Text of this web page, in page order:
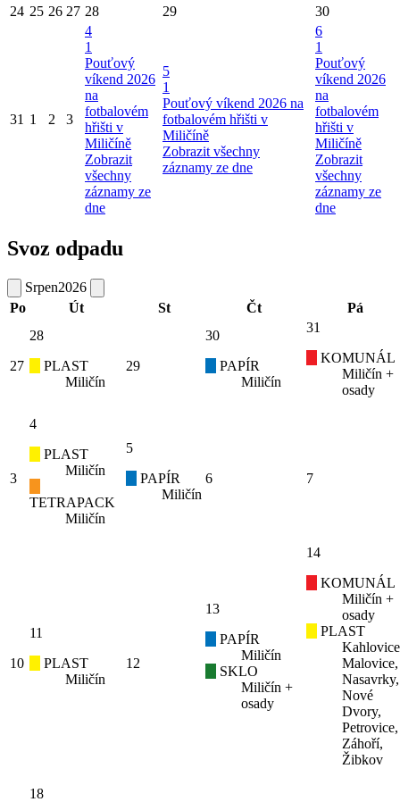
24 25 26 27 28 29 30
31 1 2 3
4
1
Pouťový
víkend 2026
na
fotbalovém
hřišti v
Miličíně
Zobrazit
všechny
záznamy ze
dne
5
1
Pouťový víkend 2026 na
fotbalovém hřišti v
Miličíně
Zobrazit všechny
záznamy ze dne
6
1
Pouťový
víkend 2026
na
fotbalovém
hřišti v
Miličíně
Zobrazit
všechny
záznamy ze
dne
Svoz odpadu
Srpen2026
Po
Út St Čt Pá
27
28
PLAST
Miličín
29
30
PAPÍR
Miličín
31
KOMUNÁL
Miličín +
osady
3
4
PLAST
Miličín
TETRAPACK
Miličín
5
PAPÍR
Miličín
6 7
10
11
PLAST
Miličín
12
13
PAPÍR
Miličín
SKLO
Miličín +
osady
14
KOMUNÁL
Miličín +
osady
PLAST
Malovice,
Nasavrky,
Nové
Dvory,
Petrovice,
Záhoří,
Žibkov
18